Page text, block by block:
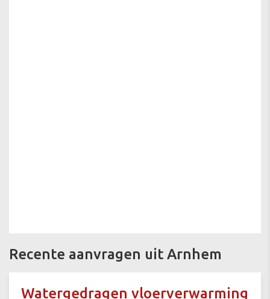
Recente aanvragen uit Arnhem
Watergedragen vloerverwarming